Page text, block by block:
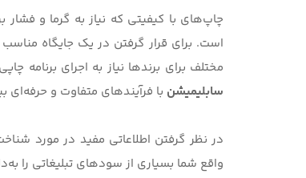
چاپ‌های با کیفیتی که نیاز به گرما و فشار
است. برای قرار گرفتن در یک جایگاه
مختلف برای برندها نیاز به اجرای برنامه
سابلیمیشن با فرآیندهای متفاوت و
در نظر گرفتن اطلاعاتی مفید در مورد
واقع شما بسیاری از سودهای تبلیغاتی را